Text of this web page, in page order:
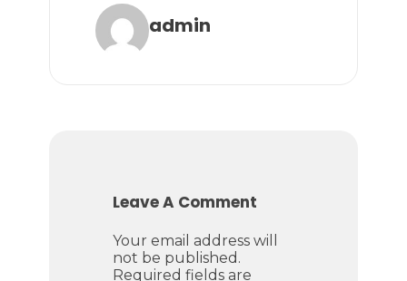
admin
Leave A Comment
Your email address will
not be published.
Required fields are